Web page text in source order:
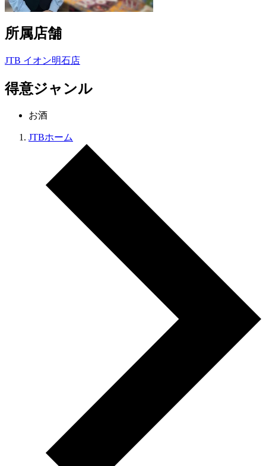
所属店舗
JTB イオン明石店
得意ジャンル
お酒
JTBホーム